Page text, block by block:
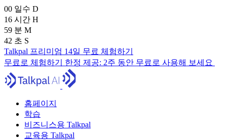
00 일수 D
16 시간 H
59 분 M
41 초 S
Talkpal 프리미엄 14일 무료 체험하기
무료로 체험하기 한정 제공: 2주 동안 무료로 사용해 보세요
홈페이지
학습
비즈니스용 Talkpal
교육용 Talkpal